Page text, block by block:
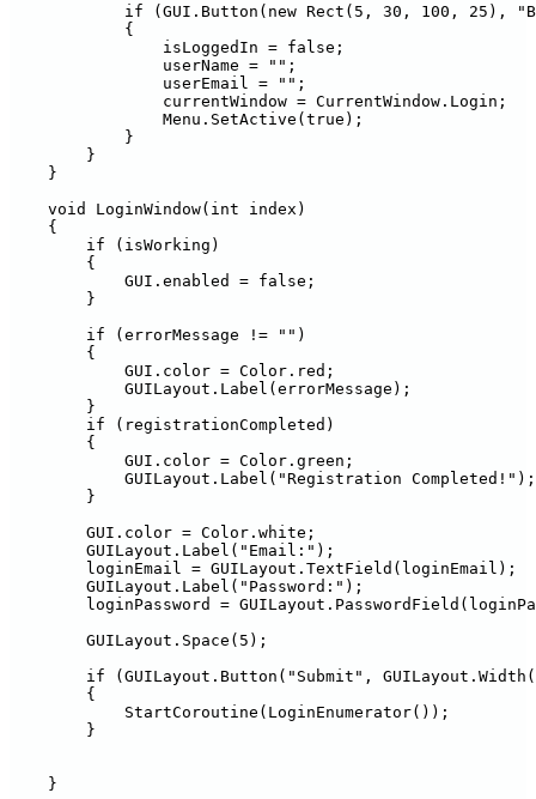
if (GUI.Button(new Rect(5, 30, 100, 25),
            {
                isLoggedIn = false;
                userName = "";
                userEmail = "";
                currentWindow = CurrentWindow.Login;
                Menu.SetActive(true);
            }
        }
    }
    void LoginWindow(int index)
    {
        if (isWorking)
        {
            GUI.enabled = false;
        }
        if (errorMessage != "")
        {
            GUI.color = Color.red;
            GUILayout.Label(errorMessage);
        }
        if (registrationCompleted)
        {
            GUI.color = Color.green;
            GUILayout.Label("Registration Completed!");
        }
        GUI.color = Color.white;
        GUILayout.Label("Email:");
        loginEmail = GUILayout.TextField(loginEmail);
        GUILayout.Label("Password:");
loginPassword =
        GUILayout.Space(5);
if (GUILayout.Button("Submit",
        {
            StartCoroutine(LoginEnumerator());
        }
    }